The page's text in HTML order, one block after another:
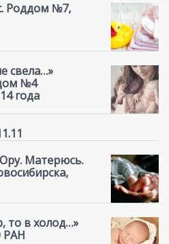
Роддом №7,
свела…»
№4
года
Матерюсь.
то в холод…»
РАН